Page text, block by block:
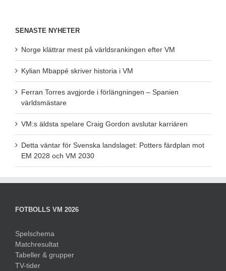
SENASTE NYHETER
Norge klättrar mest på världsrankingen efter VM
Kylian Mbappé skriver historia i VM
Ferran Torres avgjorde i förlängningen – Spanien
världsmästare
VM:s äldsta spelare Craig Gordon avslutar karriären
Detta väntar för Svenska landslaget: Potters färdplan mot
EM 2028 och VM 2030
FOTBOLLS VM 2026
Spelschema
Matchresultat
Tabeller & grupper
TV-tider